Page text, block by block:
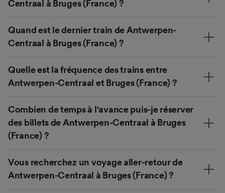
Centraal à Bruges (France) ?
Quand est le dernier train de Antwerpen-
Centraal à Bruges (France) ?
Quelle est la fréquence des trains entre
Antwerpen-Centraal et Bruges (France) ?
Combien de temps à l'avance puis-je réserver
des billets de Antwerpen-Centraal à Bruges
(France) ?
Vous recherchez un voyage aller-retour de
Antwerpen-Centraal à Bruges (France) ?